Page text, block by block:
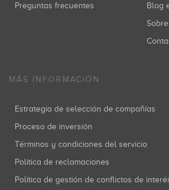
Preguntas frecuentes
MÁS INFORMACIÓN
Estrategia de selección de compañías
Proceso de inversión
Términos y condiciones del servicio
Política de reclamaciones
Política de gestión de conflictos de